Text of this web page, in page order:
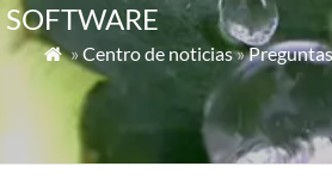
SOFTWARE
 »Centro de noticias»